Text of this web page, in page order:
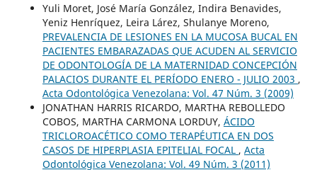
Yuli Moret, José María González, Indira Benavides,
Yeniz Henríquez, Leira Lárez, Shulanye Moreno,
PREVALENCIA DE LESIONES EN LA MUCOSA BUCAL EN
PACIENTES EMBARAZADAS QUE ACUDEN AL SERVICIO
DE ODONTOLOGÍA DE LA MATERNIDAD CONCEPCIÓN
PALACIOS DURANTE EL PERÍODO ENERO - JULIO 2003 ,
Acta Odontológica Venezolana: Vol. 47 Núm. 3 (2009)
JONATHAN HARRIS RICARDO, MARTHA REBOLLEDO
COBOS, MARTHA CARMONA LORDUY, ÁCIDO
TRICLOROACÉTICO COMO TERAPÉUTICA EN DOS
CASOS DE HIPERPLASIA EPITELIAL FOCAL , Acta
Odontológica Venezolana: Vol. 49 Núm. 3 (2011)